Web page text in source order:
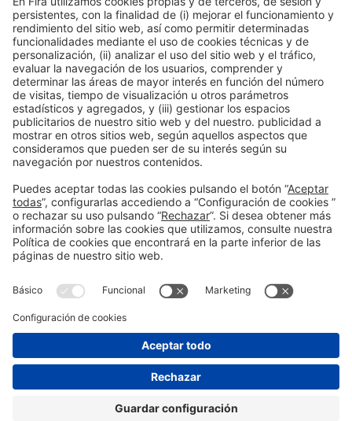
Mar 2
15:30h - 18:15h
Área de Prensa: Auditorio
Acceso público
Leer más
#EXPOQUIMIA2026
en las redes sociales